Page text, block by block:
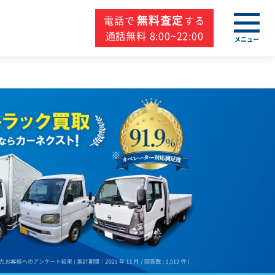
電話で 無料査定する
通話無料 8:00~22:00
メニュー